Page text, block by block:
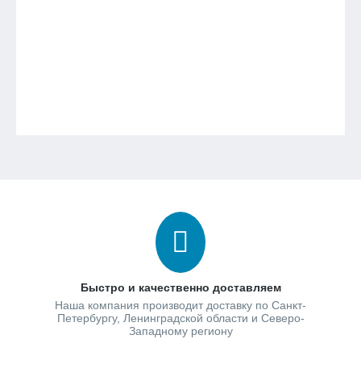
Быстро и качественно доставляем
Наша компания производит доставку по Санкт-
Петербургу, Ленинградской области и Северо-
Западному региону